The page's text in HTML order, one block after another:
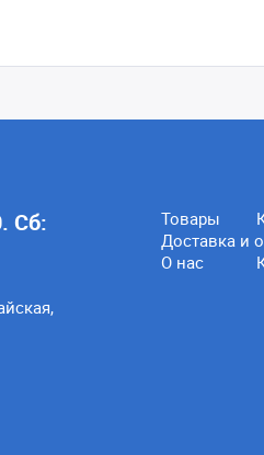
Сб:
Товары
Доставка и
О нас